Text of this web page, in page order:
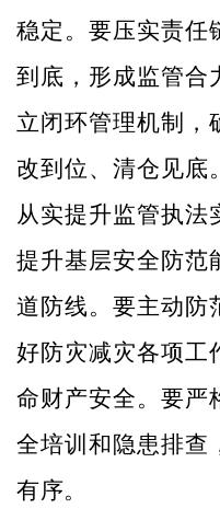
稳定。要压实责任
到底，形成监管合
立闭环管理机制，
改到位、清仓见底
从实提升监管执法
提升基层安全防范
道防线。要主动防
好防灾减灾各项工
命财产安全。要严
全培训和隐患排查
有序。